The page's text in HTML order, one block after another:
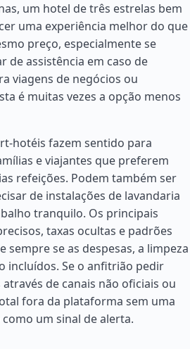
um hotel de três estrelas bem
uma experiência melhor do que
preço, especialmente se
de assistência em caso de
viagens de negócios ou
é muitas vezes a opção menos
hotéis fazem sentido para
e viajantes que preferem
refeições. Podem também ser
de instalações de lavandaria
tranquilo. Os principais
taxas ocultas e padrões
sempre se as despesas, a limpeza
incluídos. Se o anfitrião pedir
de canais não oficiais ou
fora da plataforma sem uma
um sinal de alerta.